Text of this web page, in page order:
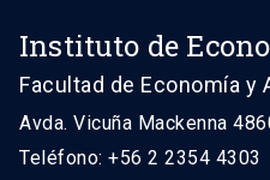
Instituto de
Facultad de Economía y
Avda. Vicuña Mackenna
Teléfono: +56 2 2354 4303